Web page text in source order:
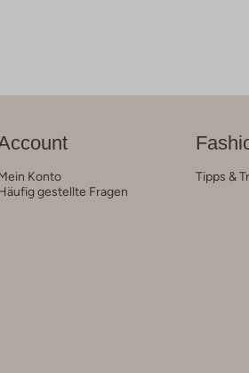
Konto
gestellte Fragen
Tipps &